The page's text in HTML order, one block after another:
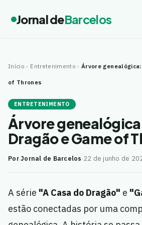
Jornal deBarcelos
Início › Entretenimento › Árvore
of Thrones
ENTRETENIMENTO
Árvore
Dragão e Game of
Por Jornal de Barcelos·22 de junho de
A série "A Casa do Dragão" e
estão conectadas por uma